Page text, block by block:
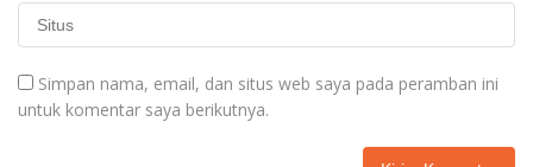
Simpan nama, email, dan situs web saya pada peramban ini
untuk komentar saya berikutnya.